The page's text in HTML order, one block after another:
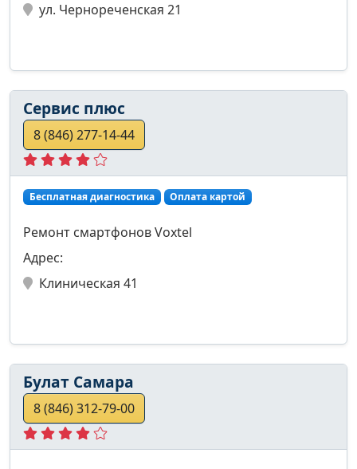
ул. Чернореченская 21
Сервис плюс
8 (846) 277-14-44
Бесплатная диагностика Оплата картой
Ремонт смартфонов Voxtel
Адрес:
Клиническая 41
Булат Самара
8 (846) 312-79-00